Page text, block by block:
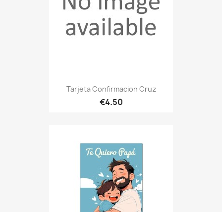
Tarjeta Confirmacion Cruz
€4.50